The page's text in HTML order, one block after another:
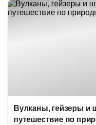
Вулканы, гейзеры и
путешествие по